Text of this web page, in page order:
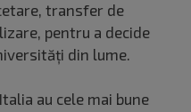
transfer de
pentru a decide
din lume.
au cele mai bune